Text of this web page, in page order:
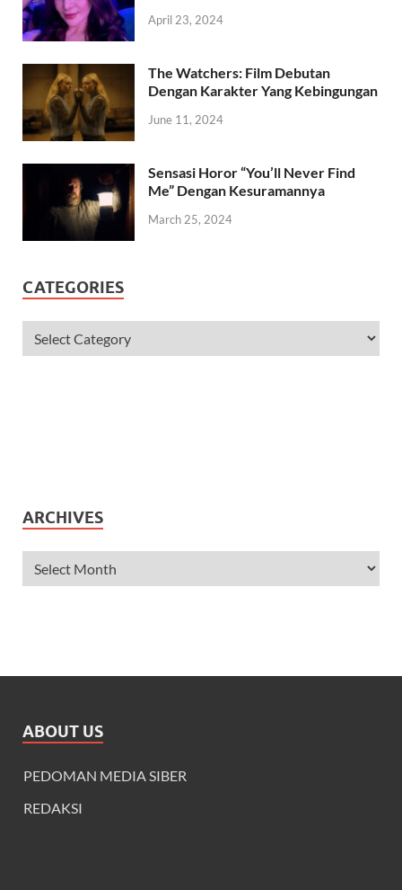
April 23, 2024
The Watchers: Film Debutan
Dengan Karakter Yang Kebingungan
June 11, 2024
Sensasi Horor “You’ll Never Find
Me” Dengan Kesuramannya
March 25, 2024
CATEGORIES
ARCHIVES
ABOUT US
PEDOMAN MEDIA SIBER
REDAKSI